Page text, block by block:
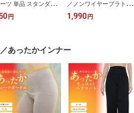
ーツ 単品 スタンダー
パンツ 無地 シンプル
クス ローレッグ レ
円
／ノンワイヤーブラトッ
プ かぶれ知らず 敏感肌
コットン100％ コットン
1,990 円
あったかインナー